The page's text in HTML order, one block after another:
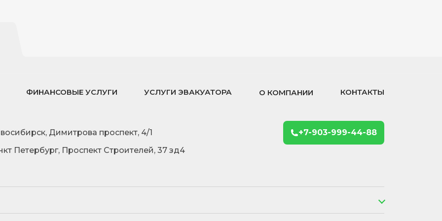
ФИНАНСОВЫЕ УСЛУГИ УСЛУГИ ЭВАКУАТОРА О КОМПАНИИ КОНТАКТЫ
Димитрова проспект, 4/1
Петербург, Проспект Строителей, 37 зд4
+7-903-999-44-88